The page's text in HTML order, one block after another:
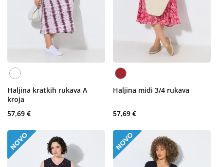
Haljina kratkih rukava A
kroja
57,69 €
Haljina midi 3/4 rukava
57,69 €